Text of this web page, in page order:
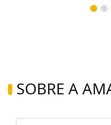
SOBRE A